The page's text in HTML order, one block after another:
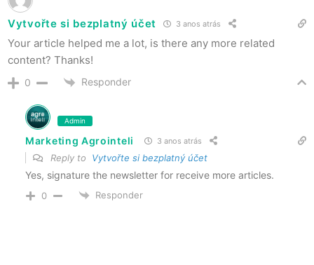
Vytvořte si bezplatný účet 3 anos atrás
Your article helped me a lot, is there any more related
content? Thanks!
0 Responder
Admin
Marketing Agrointeli 3 anos atrás
Reply to Vytvořte si bezplatný účet
Yes, signature the newsletter for receive more articles.
0 Responder